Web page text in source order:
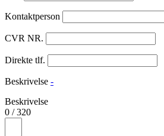
Kontaktperson
CVR NR.
Direkte tlf.
Beskrivelse -
Beskrivelse
0 /320